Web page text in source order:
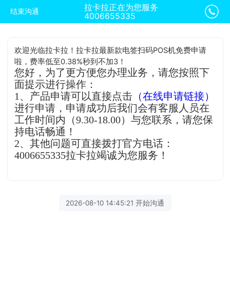
结束沟通
拉卡拉正在为您服务
4006655335
欢迎光临拉卡拉！拉卡拉最新款电签扫码POS机免费申请
啦，费率低至0.38%秒到不加3！
您好，为了更方便您办理业务，请您按照下
面提示进行操作：
1、产品申请可以直接点击 （在线申请链接）
进行申请，申请成功后我们会有客服人员在
工作时间内（9.30-18.00）与您联系，请您保
持电话畅通！
2、其他问题可直接拨打官方电话：
4006655335拉卡拉竭诚为您服务！
2026-08-10 14:45:21 开始沟通